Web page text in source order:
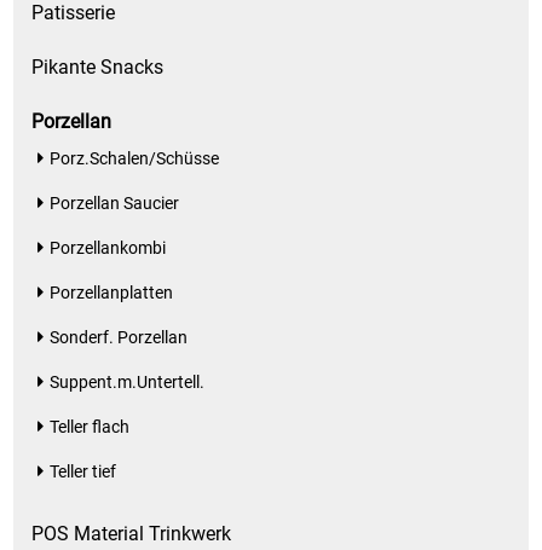
Patisserie
Pikante Snacks
Porzellan
Porz.Schalen/Schüsse
Porzellan Saucier
Porzellankombi
Porzellanplatten
Sonderf. Porzellan
Suppent.m.Untertell.
Teller flach
Teller tief
POS Material Trinkwerk